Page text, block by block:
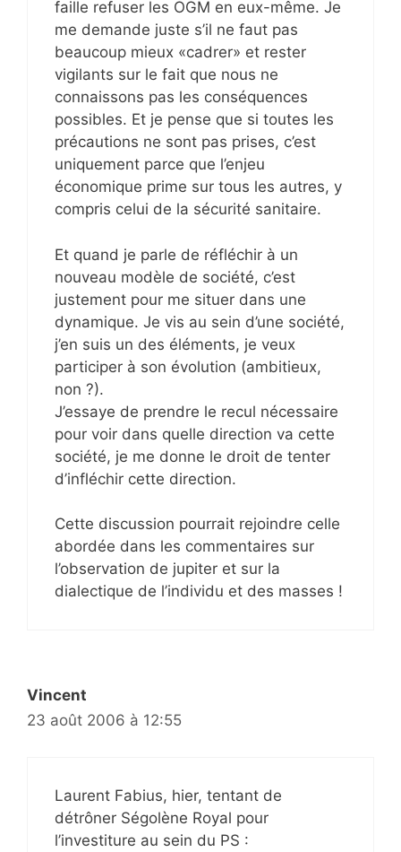
faille refuser les OGM en eux-même. Je
me demande juste s’il ne faut pas
beaucoup mieux «cadrer» et rester
vigilants sur le fait que nous ne
connaissons pas les conséquences
possibles. Et je pense que si toutes les
précautions ne sont pas prises, c’est
uniquement parce que l’enjeu
économique prime sur tous les autres, y
compris celui de la sécurité sanitaire.
Et quand je parle de réfléchir à un
nouveau modèle de société, c’est
justement pour me situer dans une
dynamique. Je vis au sein d’une société,
j’en suis un des éléments, je veux
participer à son évolution (ambitieux,
non ?).
J’essaye de prendre le recul nécessaire
pour voir dans quelle direction va cette
société, je me donne le droit de tenter
d’infléchir cette direction.
Cette discussion pourrait rejoindre celle
abordée dans les commentaires sur
l’observation de jupiter et sur la
dialectique de l’individu et des masses !
Vincent
23 août 2006 à 12:55
Laurent Fabius, hier, tentant de
détrôner Ségolène Royal pour
l’investiture au sein du PS :